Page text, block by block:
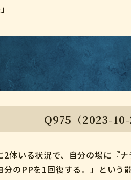
Q975（2023-10-
2体いる状況で、自分の場に『
のPPを1回復する。」という